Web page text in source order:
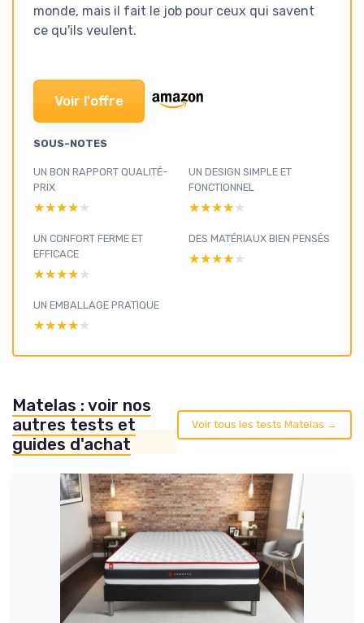
monde, mais il fait le job pour ceux qui savent
ce qu'ils veulent.
Voir l'offre
SOUS-NOTES
UN BON RAPPORT QUALITÉ-
PRIX
★★★★★
★★★★★
UN DESIGN SIMPLE ET
FONCTIONNEL
★★★★★
★★★★★
UN CONFORT FERME ET
EFFICACE
★★★★★
★★★★★
DES MATÉRIAUX BIEN PENSÉS
★★★★★
★★★★★
UN EMBALLAGE PRATIQUE
★★★★★
★★★★★
Matelas : voir nos
autres tests et
guides d'achat
Voir tous les tests Matelas →